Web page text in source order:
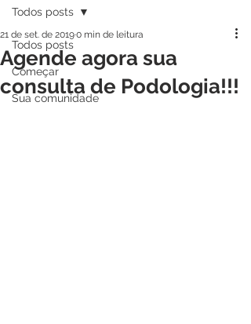
Todos posts
Começar
Sua comunidade
Todos posts
Agende agora sua
consulta de Podologia!!!
21 de set. de 20190 min de leitura